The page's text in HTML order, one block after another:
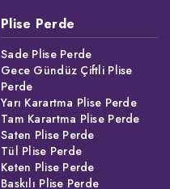
Plise Perde
Sade Plise Perde
Gece Gündüz Çiftli Plise
Perde
Yarı Karartma Plise Perde
Tam Karartma Plise Perde
Saten Plise Perde
Tül Plise Perde
Keten Plise Perde
Baskılı Plise Perde